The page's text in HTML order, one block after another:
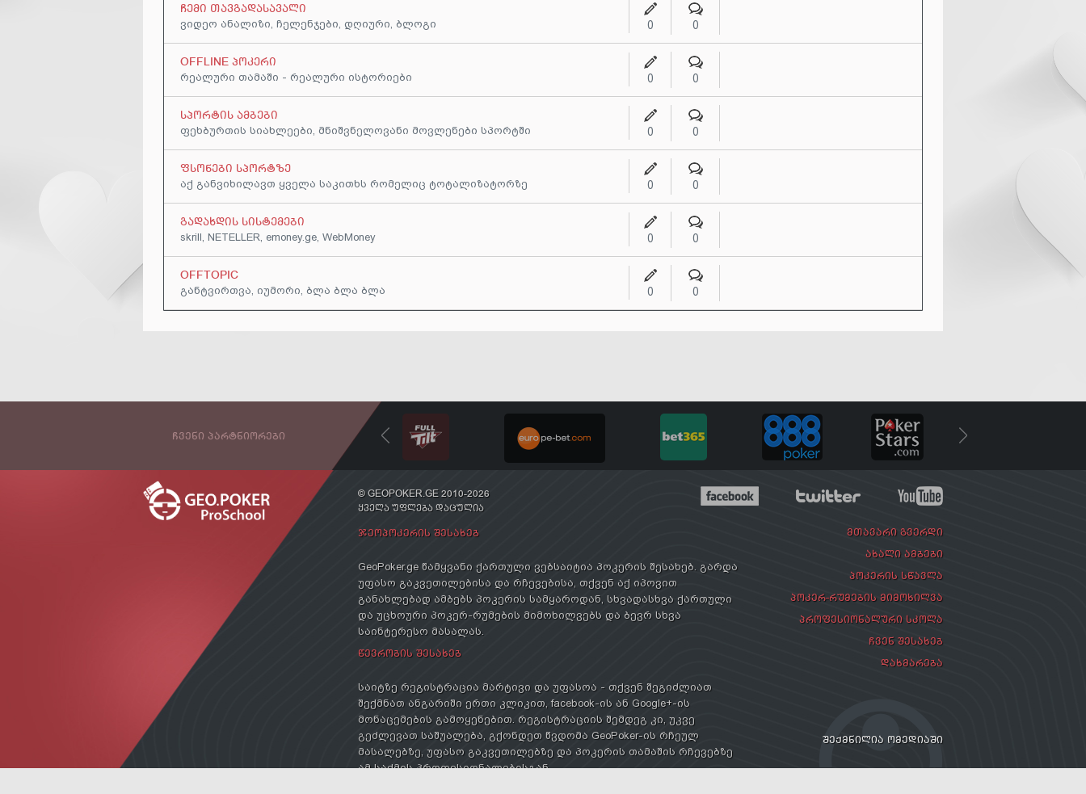
ᲩᲔᲛᲘ ᲗᲐᲕᲒᲐᲓᲐᲡᲐᲕᲐᲚᲘ
ვიდეო ანალიზი, ჩელენჯები, დღიური, ბლოგი 0 0
OFFLINE ᲞᲝᲙᲔᲠᲘ
რეალური თამაში - რეალური ისტორიები 0 0
ᲡᲞᲝᲠᲢᲘᲡ ᲐᲛᲑᲔᲑᲘ
ფეხბურთის სიახლეები, მნიშვნელოვანი მოვლენები სპორტში 0 0
ᲤᲡᲝᲜᲔᲑᲘ ᲡᲞᲝᲠᲢᲖᲔ
აქ განვიხილავთ ყველა საკითხს რომელიც ტოტალიზატორზე 0 0
ᲒᲐᲓᲐᲮᲓᲘᲡ ᲡᲘᲡᲢᲔᲛᲔᲑᲘ
skrill, NETELLER, emoney.ge, WebMoney 0 0
OFFTOPIC
განტვირთვა, იუმორი, ბლა ბლა ბლა 0 0
ᲩᲕᲔᲜᲘ ᲞᲐᲠᲢᲜᲘᲝᲠᲔᲑᲘ
© GEOPOKER.GE 2010-2026
ᲧᲕᲔᲚᲐ ᲣᲤᲚᲔᲑᲐ ᲓᲐᲪᲣᲚᲘᲐ
ᲯᲔᲝᲞᲝᲙᲔᲠᲘᲡ ᲨᲔᲡᲐᲮᲔᲑ
GeoPoker.ge წამყვანი ქართული ვებსაიტია პოკერის შესახებ. გარდა
უფასო გაკვეთილებისა და რჩევებისა, თქვენ აქ იპოვით
განახლებად ამბებს პოკერის სამყაროდან, სხვადასხვა ქართული
და უცხოური პოკერ-რუმების მიმოხილვებს და ბევრ სხვა
საინტერესო მასალას.
ᲬᲔᲕᲠᲝᲑᲘᲡ ᲨᲔᲡᲐᲮᲔᲑ
საიტზე რეგისტრაცია მარტივი და უფასოა - თქვენ შეგიძლიათ
შექმნათ ანგარიში ერთი კლიკით, facebook-ის ან Google+-ის
მონაცემების გამოყენებით. რეგისტრაციის შემდეგ კი, უკვე
გეძლევათ საშუალება, გქონდეთ წვდომა GeoPoker-ის რჩეულ
მასალებზე, უფასო გაკვეთილებზე და პოკერის თამაშის რჩევებზე
ამ საქმის პროფესიონალებისგან.
ᲛᲗᲐᲕᲐᲠᲘ ᲒᲕᲔᲠᲓᲘ
ᲐᲮᲐᲚᲘ ᲐᲛᲑᲔᲑᲘ
ᲞᲝᲙᲔᲠᲘᲡ ᲡᲬᲐᲕᲚᲐ
ᲞᲝᲙᲔᲠ-ᲠᲣᲛᲔᲑᲘᲡ ᲛᲘᲛᲝᲮᲘᲚᲕᲐ
ᲞᲠᲝᲤᲔᲡᲘᲝᲜᲐᲚᲣᲠᲘ ᲡᲙᲝᲚᲐ
ᲩᲕᲔᲜ ᲨᲔᲡᲐᲮᲔᲑ
ᲓᲐᲮᲛᲐᲠᲔᲑᲐ
ᲨᲔᲥᲛᲜᲘᲚᲘᲐ ᲝᲛᲔᲓᲘᲐᲨᲘ